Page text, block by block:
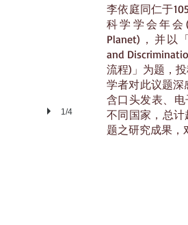
1/4
李依庭同仁于
科学学会年会
Planet)，并以
and
流程)」为题，
学者对此议题
含口头发表、
不同国家，总
题之研究成果，